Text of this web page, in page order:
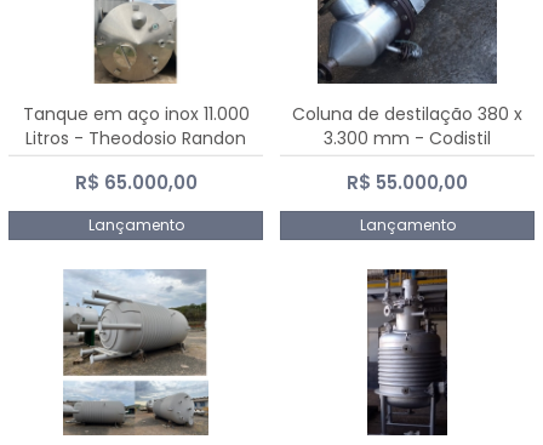
Tanque em aço inox 11.000
Litros - Theodosio Randon
R$ 65.000,00
Lançamento
Coluna de destilação 380 x
3.300 mm - Codistil
R$ 55.000,00
Lançamento